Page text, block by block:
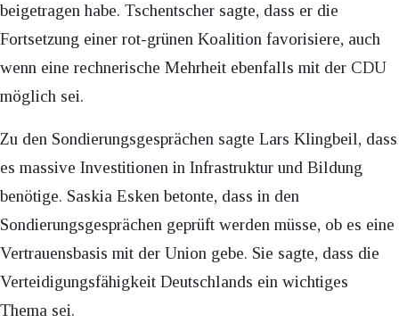
beigetragen habe. Tschentscher sagte, dass er die
Fortsetzung einer rot-grünen Koalition favorisiere, auch
wenn eine rechnerische Mehrheit ebenfalls mit der CDU
möglich sei.
Zu den Sondierungsgesprächen sagte Lars Klingbeil, dass
es massive Investitionen in Infrastruktur und Bildung
benötige. Saskia Esken betonte, dass in den
Sondierungsgesprächen geprüft werden müsse, ob es eine
Vertrauensbasis mit der Union gebe. Sie sagte, dass die
Verteidigungsfähigkeit Deutschlands ein wichtiges
Thema sei.